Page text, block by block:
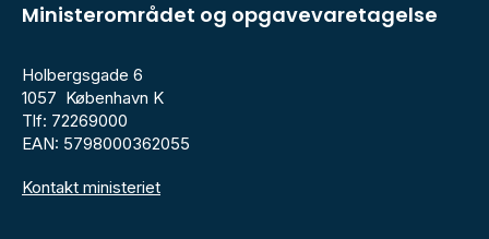
Ministerområdet og opgavevaretagelse
Holbergsgade 6
1057 København K
Tlf: 72269000
EAN: 5798000362055
Kontakt ministeriet